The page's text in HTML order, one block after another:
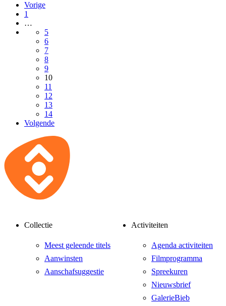
Vorige
1
…
5
6
7
8
9
10
11
12
13
14
Volgende
Collectie
Meest geleende titels
Aanwinsten
Aanschafsuggestie
Activiteiten
Agenda activiteiten
Filmprogramma
Spreekuren
Nieuwsbrief
GalerieBieb